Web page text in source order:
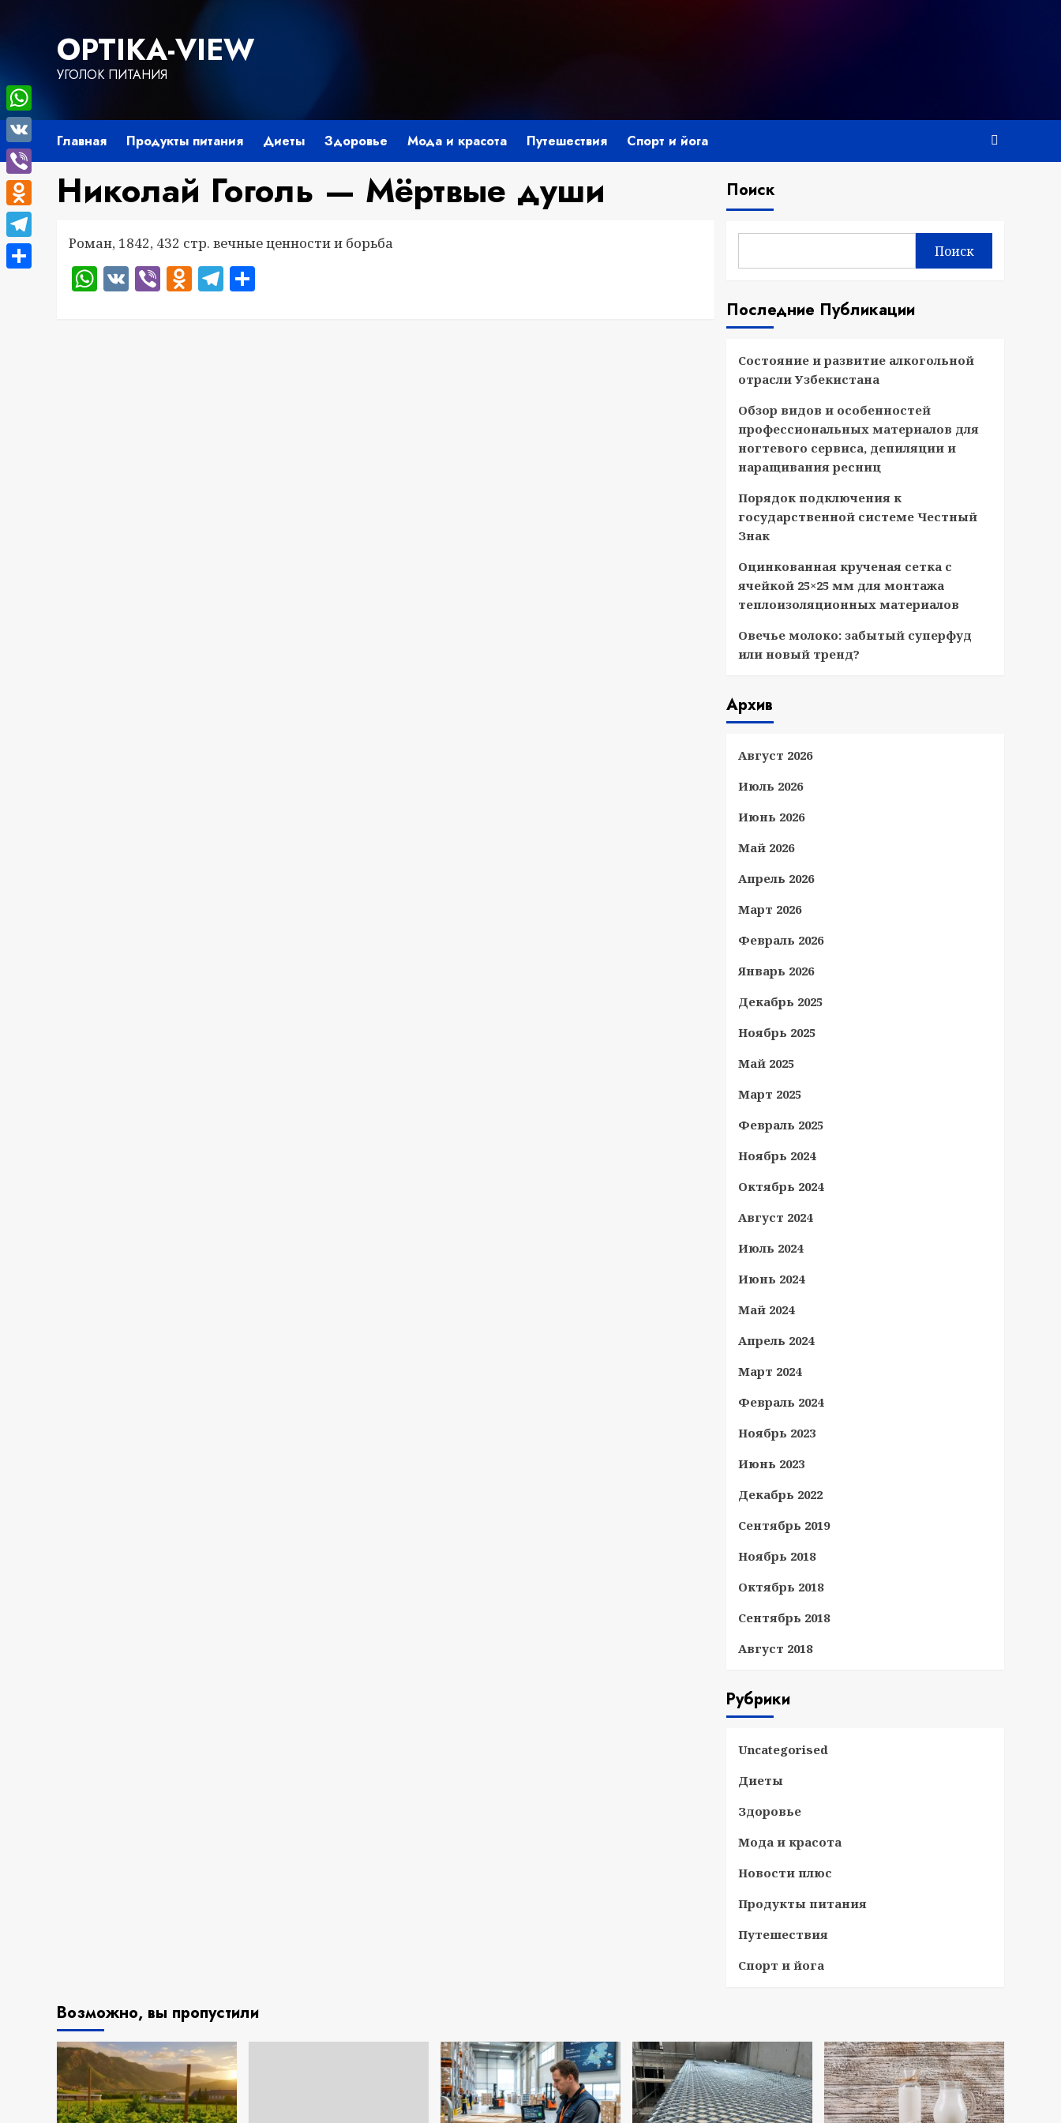
содержимомуOPTIKA-VIEW
УГОЛОК ПИТАНИЯ
Главная Продукты питания Диеты Здоровье Мода и красота Путешествия Спорт и йога
Николай Гоголь — Мёртвые души
Роман, 1842, 432 стр. вечные ценности и борьба
WhatsApp
VKViberOdnoklassniki
Telegram
Поиск
Поиск
Последние Публикации
Состояние и развитие алкогольной
отрасли Узбекистана
Обзор видов и особенностей
профессиональных материалов для
ногтевого сервиса, депиляции и
наращивания ресниц
Порядок подключения к
государственной системе Честный
Знак
Оцинкованная крученая сетка с
ячейкой 25×25 мм для монтажа
теплоизоляционных материалов
Овечье молоко: забытый суперфуд
или новый тренд?
Архив
Август 2026
Июль 2026
Июнь 2026
Май 2026
Апрель 2026
Март 2026
Февраль 2026
Январь 2026
Декабрь 2025
Ноябрь 2025
Май 2025
Март 2025
Февраль 2025
Ноябрь 2024
Октябрь 2024
Август 2024
Июль 2024
Июнь 2024
Май 2024
Апрель 2024
Март 2024
Февраль 2024
Ноябрь 2023
Июнь 2023
Декабрь 2022
Сентябрь 2019
Ноябрь 2018
Октябрь 2018
Сентябрь 2018
Август 2018
Рубрики
Uncategorised
Диеты
Здоровье
Мода и красота
Новости плюс
Продукты питания
Путешествия
Спорт и йога
Возможно, вы пропустили
WhatsApp
VK
Viber
Odnoklassniki
Telegram
Отправить